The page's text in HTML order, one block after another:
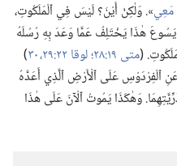
مَعِي‏».‏ وَلٰكِنْ أَيْنَ؟‏ لَيْسَ فِي ٱلْمَلَكُوتِ،‏
هٰذَا يَخْتَلِفُ عَمَّا وَعَدَ بِهِ رُسُلَهُ
(‏متى ١٩:‏٢٨؛‏ لوقا ٢٢:‏​٢٩،‏ ٣٠
‏)‏
ٱلْفِرْدَوْسِ عَلَى ٱلْأَرْضِ ٱلَّذِي أَعَدَّهُ
وَهٰكَذَا يَمُوتُ ٱلْآنَ عَلَى هٰذَا